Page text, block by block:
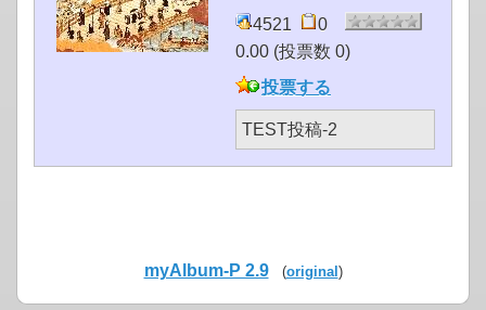
4521
0
0.00 (投票数 0)
投票する
TEST投稿-2
myAlbum-P 2.9 (original)